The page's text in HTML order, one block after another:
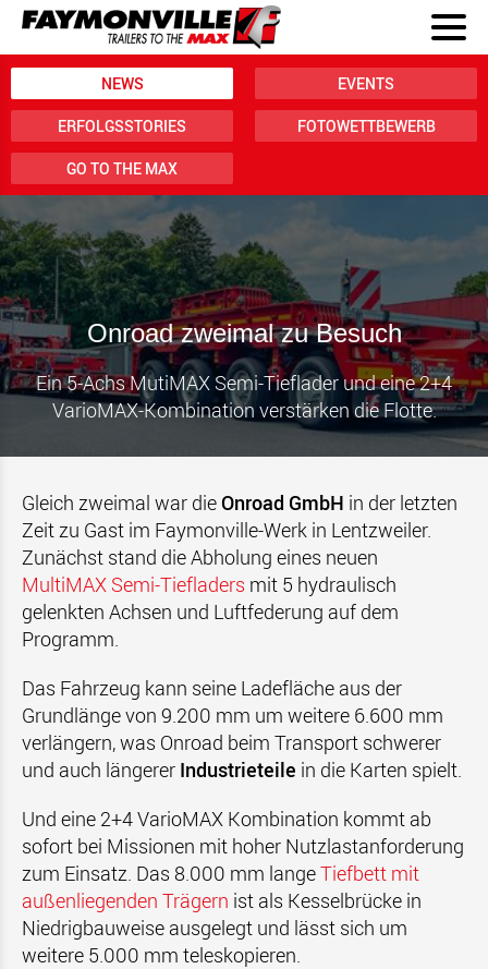
NEWS EVENTS
ERFOLGSSTORIES FOTOWETTBEWERB
GO TO THE MAX
Onroad zweimal zu Besuch
Ein 5-Achs MutiMAX Semi-Tieflader und eine 2+4
VarioMAX-Kombination verstärken die Flotte.
Gleich zweimal war die Onroad GmbH in der letzten
Zeit zu Gast im Faymonville-Werk in Lentzweiler.
Zunächst stand die Abholung eines neuen
MultiMAX Semi-Tiefladers mit 5 hydraulisch
gelenkten Achsen und Luftfederung auf dem
Programm.
Das Fahrzeug kann seine Ladefläche aus der
Grundlänge von 9.200 mm um weitere 6.600 mm
verlängern, was Onroad beim Transport schwerer
und auch längerer Industrieteile in die Karten spielt.
Und eine 2+4 VarioMAX Kombination kommt ab
sofort bei Missionen mit hoher Nutzlastanforderung
zum Einsatz. Das 8.000 mm langeTiefbett mit
außenliegenden Trägern ist als Kesselbrücke in
Niedrigbauweise ausgelegt und lässt sich um
weitere 5.000 mm teleskopieren.